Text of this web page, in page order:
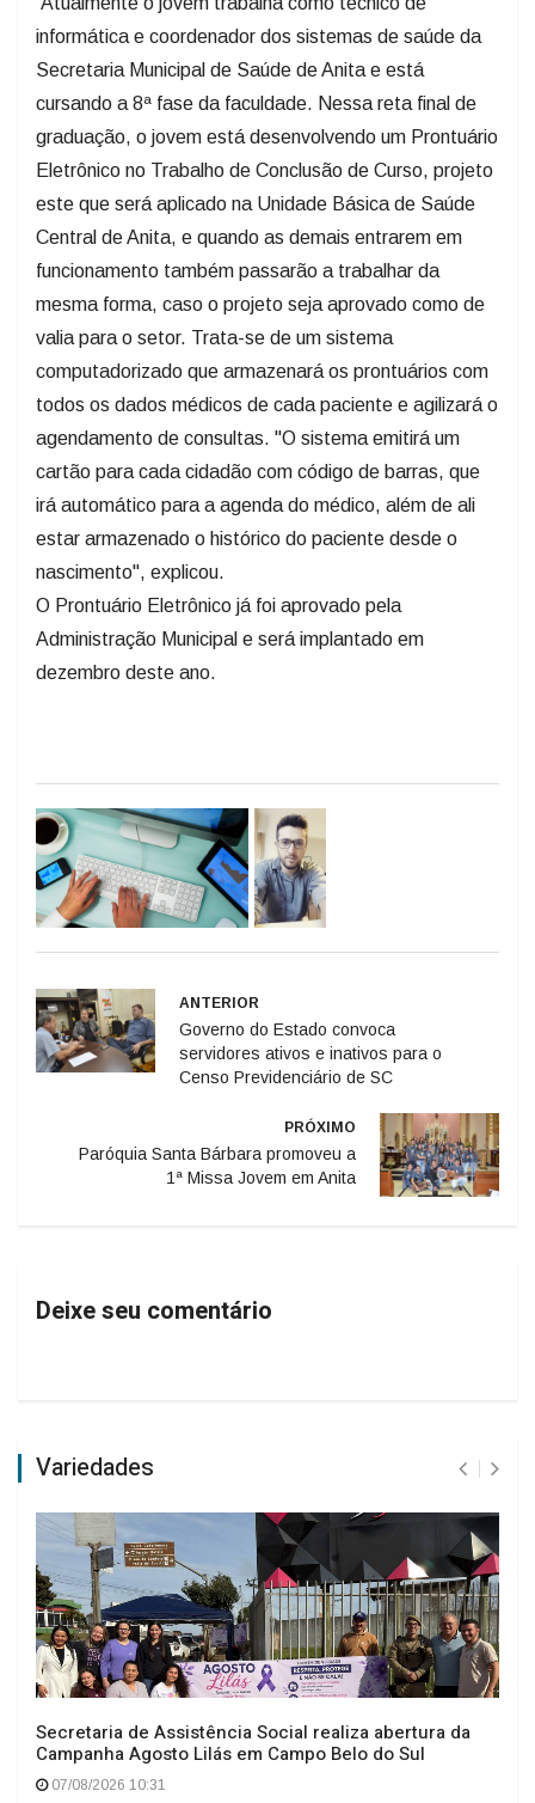
informática e coordenador dos sistemas de saúde da
Secretaria Municipal de Saúde de Anita e está
cursando a 8ª fase da faculdade. Nessa reta final de
graduação, o jovem está desenvolvendo um Prontuário
Eletrônico no Trabalho de Conclusão de Curso, projeto
este que será aplicado na Unidade Básica de Saúde
Central de Anita, e quando as demais entrarem em
funcionamento também passarão a trabalhar da
mesma forma, caso o projeto seja aprovado como de
valia para o setor. Trata-se de um sistema
computadorizado que armazenará os prontuários com
todos os dados médicos de cada paciente e agilizará o
agendamento de consultas. "O sistema emitirá um
cartão para cada cidadão com código de barras, que
irá automático para a agenda do médico, além de ali
estar armazenado o histórico do paciente desde o
nascimento", explicou.
O Prontuário Eletrônico já foi aprovado pela
Administração Municipal e será implantado em
dezembro deste ano.
ANTERIOR
Governo do Estado convoca
servidores ativos e inativos para o
Censo Previdenciário de SC
PRÓXIMO
Paróquia Santa Bárbara promoveu a
1ª Missa Jovem em Anita
Deixe seu comentário
Variedades
Secretaria de Assistência Social realiza abertura da
Campanha Agosto Lilás em Campo Belo do Sul
07/08/2026 10:31